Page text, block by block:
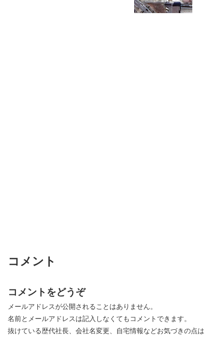
コメント
コメントをどうぞ
メールアドレスが公開されることはありません。
名前とメールアドレスは記入しなくてもコメントできます。
抜けている歴代社長、会社名変更、自宅情報などお気づきの点は